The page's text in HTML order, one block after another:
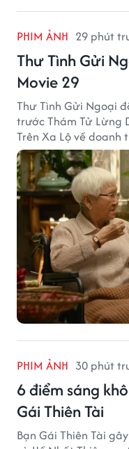
PHIM ẢNH 29 phút
Thư Tình Gửi
Movie 29
Thư Tình Gửi Ngoại
trước Thám Tử Lừng
Trên Xa Lộ về doanh
PHIM ẢNH 30 phút
6 điểm sáng
Gái Thiên Tài
Bạn Gái Thiên Tài